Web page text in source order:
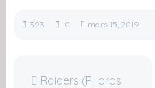
393 0 mars 15, 2019
Raiders (Pillards